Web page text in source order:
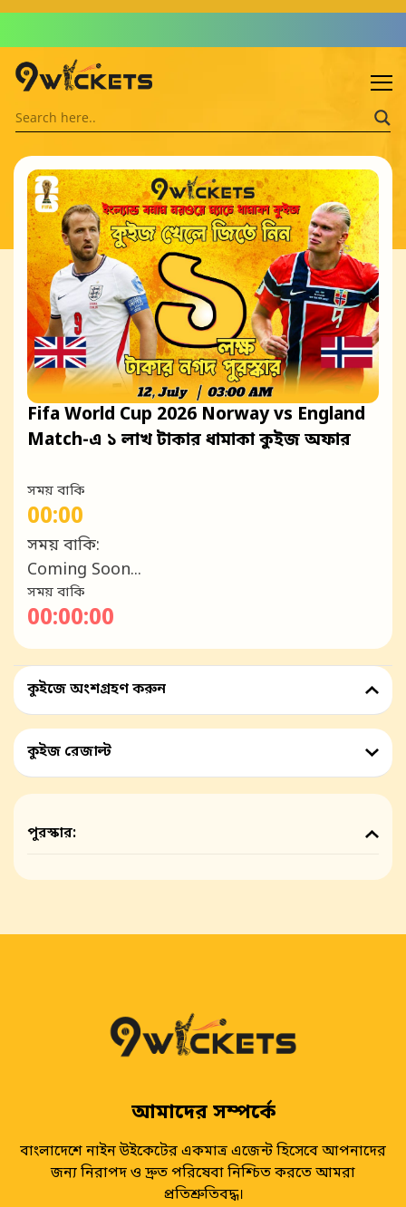
Fifa World Cup 2026 Norway vs England
Match-এ ১ লাখ টাকার ধামাকা কুইজ অফার
সময় বাকি
00:00
সময় বাকি:
Coming Soon...
সময় বাকি
00:00:00
কুইজে অংশগ্রহণ করুন
কুইজ রেজাল্ট
পুরস্কার:
আমাদের সম্পর্কে
বাংলাদেশে নাইন উইকেটের একমাত্র এজেন্ট হিসেবে আপনাদের
জন্য নিরাপদ ও দ্রুত পরিষেবা নিশ্চিত করতে আমরা
প্রতিশ্রুতিবদ্ধ।